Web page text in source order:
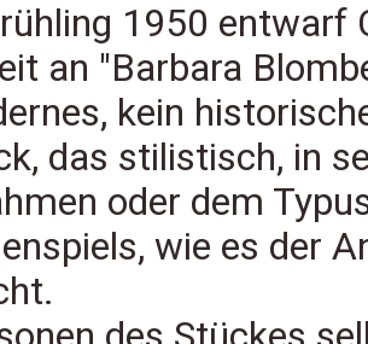
1950 entwarf
an "Barbara
kein
das stilistisch, in
oder dem
wie es der